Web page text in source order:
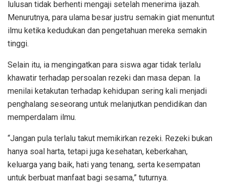
lulusan tidak berhenti mengaji setelah menerima ijazah.
Menurutnya, para ulama besar justru semakin giat menuntut
ilmu ketika kedudukan dan pengetahuan mereka semakin
tinggi.
Selain itu, ia mengingatkan para siswa agar tidak terlalu
khawatir terhadap persoalan rezeki dan masa depan. Ia
menilai ketakutan terhadap kehidupan sering kali menjadi
penghalang seseorang untuk melanjutkan pendidikan dan
memperdalam ilmu.
“Jangan pula terlalu takut memikirkan rezeki. Rezeki bukan
hanya soal harta, tetapi juga kesehatan, keberkahan,
keluarga yang baik, hati yang tenang, serta kesempatan
untuk berbuat manfaat bagi sesama,” tuturnya.